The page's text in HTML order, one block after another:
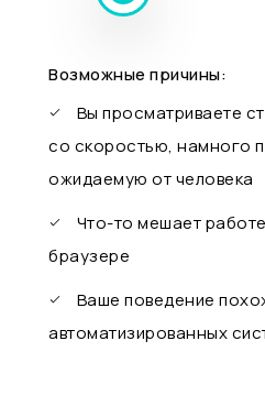
Возможные причины:
Вы просматриваете
со скоростью, намного
ожидаемую от человека
Что-то мешает
браузере
Ваше поведение
автоматизированных